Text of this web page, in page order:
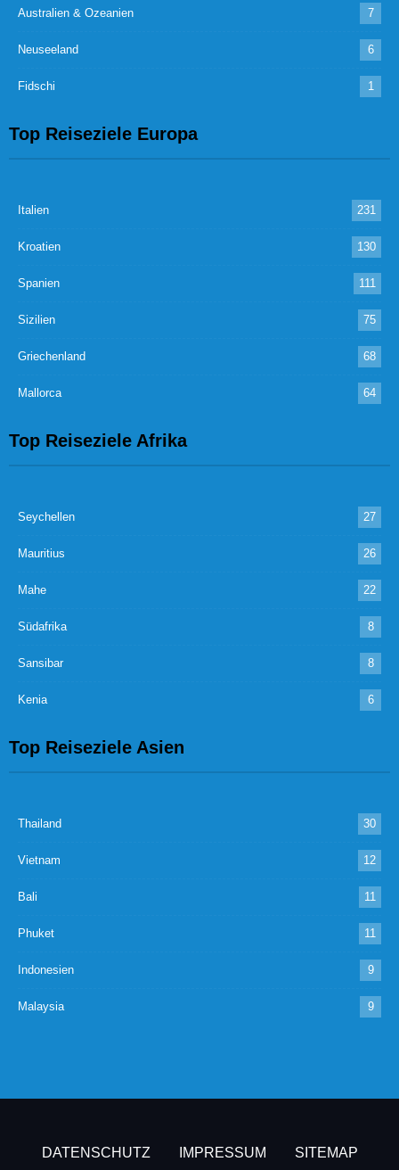
Australien & Ozeanien 7
Neuseeland 6
Fidschi 1
Top Reiseziele Europa
Italien 231
Kroatien 130
Spanien 111
Sizilien 75
Griechenland 68
Mallorca 64
Top Reiseziele Afrika
Seychellen 27
Mauritius 26
Mahe 22
Südafrika 8
Sansibar 8
Kenia 6
Top Reiseziele Asien
Thailand 30
Vietnam 12
Bali 11
Phuket 11
Indonesien 9
Malaysia 9
DATENSCHUTZ IMPRESSUM SITEMAP